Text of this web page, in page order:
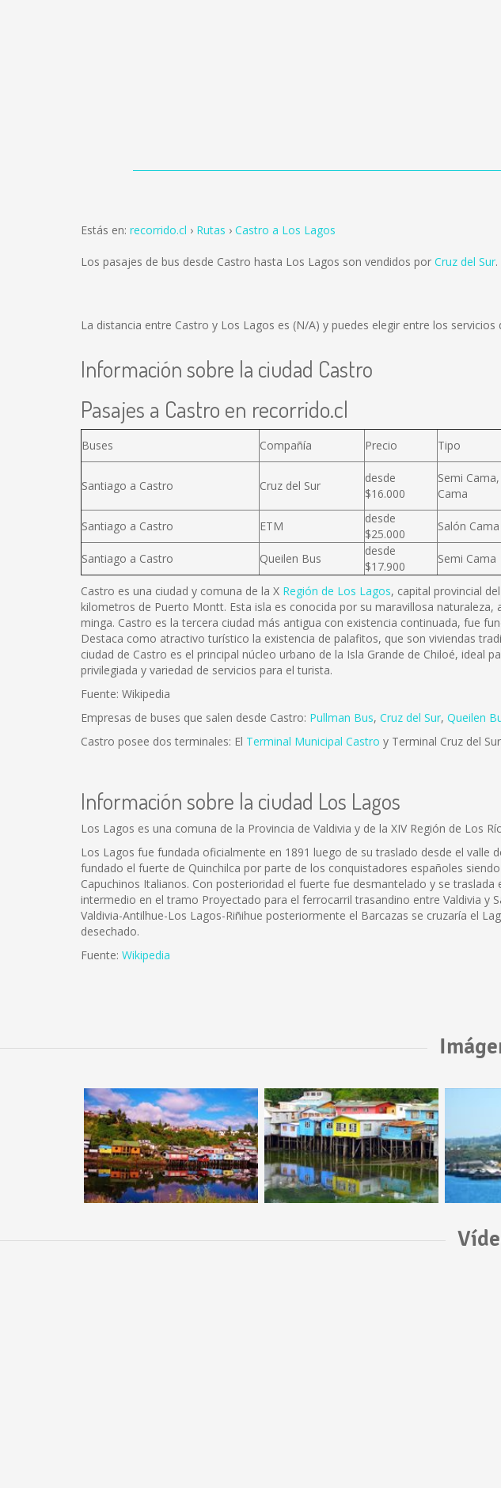
Estás en: recorrido.cl Rutas Castro a Los Lagos
Los pasajes de bus desde Castro hasta Los Lagos son vendidos por Cruz del Sur.
La distancia entre Castro y Los Lagos es (N/A) y puedes elegir entre los
Información sobre la ciudad Castro
Pasajes a Castro en recorrido.cl
Buses Compañía Precio Tipo
Santiago a Castro Cruz del Sur
desde
$16.000
Semi
Cama
Santiago a Castro ETM
desde
$25.000
Salón Cama
Santiago a Castro Queilen Bus
desde
$17.900
Semi Cama
Castro es una ciudad y comuna de la X Región de Los Lagos, capital provincial
kilometros de Puerto Montt. Esta isla es conocida por su maravillosa
minga. Castro es la tercera ciudad más antigua con existencia continuada, fue
Destaca como atractivo turístico la existencia de palafitos, que son viviendas
ciudad de Castro es el principal núcleo urbano de la Isla Grande de Chiloé, ideal
privilegiada y variedad de servicios para el turista.
Fuente: Wikipedia
Empresas de buses que salen desde Castro: Pullman Bus, Cruz del Sur, Queilen
Castro posee dos terminales: El Terminal Municipal Castro y Terminal Cruz del
Información sobre la ciudad Los Lagos
Los Lagos es una comuna de la Provincia de Valdivia y de la XIV Región de Los
Los Lagos fue fundada oficialmente en 1891 luego de su traslado desde el valle
fundado el fuerte de Quinchilca por parte de los conquistadores españoles
Capuchinos Italianos. Con posterioridad el fuerte fue desmantelado y se
intermedio en el tramo Proyectado para el ferrocarril trasandino entre Valdivia y
Valdivia-Antilhue-Los Lagos-Riñihue posteriormente el Barcazas se cruzaría el
desechado.
Fuente: Wikipedia